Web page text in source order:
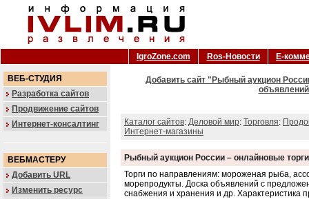
IgroZone.com Ros-Новости Е-
ВЕБ-СТУДИЯ
Разработка сайтов
Продвижение сайтов
Интернет-консалтинг
ВЕБМАСТЕРУ
Добавить URL
Изменить ресурс
Добавить сайт "Рыбный аукцион
Каталог сайтов: Деловой мир: Торговля:
Интернет-магазины
Рыбный аукцион России – онлайновые
Торги по направлениям: мороженая рыба,
морепродукты. Доска объявлений с
снабжения и хранения и др. Характеристика